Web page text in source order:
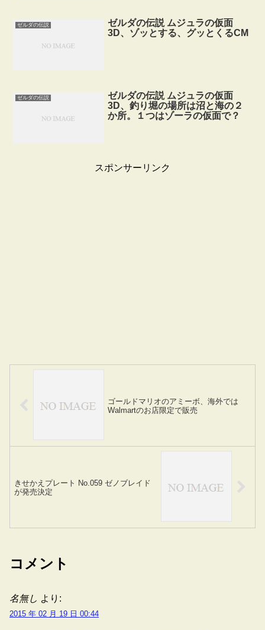
ゼルダの伝説
ゼルダの伝説 ムジュラの仮面
3D、ゾッとする、グッとくるCM
ゼルダの伝説
ゼルダの伝説 ムジュラの仮面
3D、釣り堀の場所は沼と海の２
か所。１つはゾーラの仮面で？
スポンサーリンク
ゴールドマリオのアミーボ、海外では
Walmartのお店限定で販売
きせかえプレート No.059 ゼノブレイド
が発売決定
コメント
名無し より:
2015 年 02 月 19 日 00:44